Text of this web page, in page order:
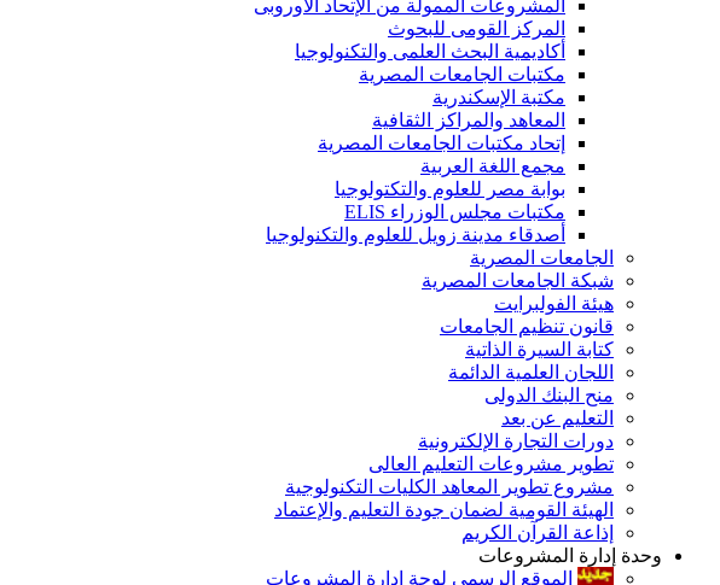
المشروعات الممولة من الإتحاد الأوروبى
المركز القومى للبحوث
أكاديمية البحث العلمى والتكنولوجيا
مكتبات الجامعات المصرية
مكتبة الإسكندرية
المعاهد والمراكز الثقافية
إتحاد مكتبات الجامعات المصرية
مجمع اللغة العربية
بوابة مصر للعلوم والتكتولوجيا
مكتبات مجلس الوزراء ELIS
أصدقاء مدينة زويل للعلوم والتكنولوجيا
الجامعات المصرية
شبكة الجامعات المصرية
هيئة الفولبرايت
قانون تنظيم الجامعات
كتابة السيرة الذاتية
اللجان العلمية الدائمة
منح البنك الدولى
التعليم عن بعد
دورات التجارة الإلكترونية
تطوير مشروعات التعليم العالى
مشروع تطوير المعاهد الكليات التكنولوجية
الهيئة القومية لضمان جودة التعليم والإعتماد
إذاعة القرآن الكريم
وحدة إدارة المشروعات
الموقع الرسمى لوحة إدارة المشروعات